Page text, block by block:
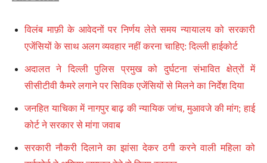
विलंब माफ़ी के आवेदनों पर निर्णय लेते समय न्यायालय को सरकारी
एजेंसियों के साथ अलग व्यवहार नहीं करना चाहिए: दिल्ली हाईकोर्ट
अदालत ने दिल्ली पुलिस प्रमुख को दुर्घटना संभावित क्षेत्रों में
सीसीटीवी कैमरे लगाने पर सिविक एजेंसियों से मिलने का निर्देश दिया
जनहित याचिका में नागपुर बाढ़ की न्यायिक जांच, मुआवजे की मांग; हाई
कोर्ट ने सरकार से मांगा जवाब
सरकारी नौकरी दिलाने का झांसा देकर ठगी करने वाली महिला को